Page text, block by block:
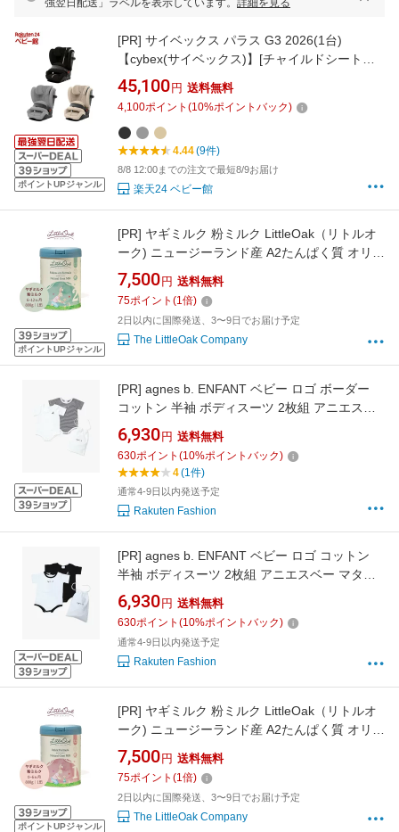
強翌日配送」ラベルを表示しています。 詳細を見る
ポイントUPジャンル
[PR] サイベックス パラス G3 2026(1台)
【cybex(サイベックス)】[チャイルドシート
cybex PALLAS G3 1歳頃〜12歳頃まで]
45,100 円 送料無料
4,100ポイント (10%ポイントバック)
4.44(9件)
8/8 12:00までの注文で最短8/9お届け
楽天24 ベビー館
ポイントUPジャンル
[PR] ヤギミルク 粉ミルク LittleOak（リトルオ
ーク) ニュージーランド産 A2たんぱく質 オリー
ブオイル配合 パームオイル不使用 ステージ2 月
齢6〜12カ月 800g 1缶
7,500 円 送料無料
75ポイント (1倍)
2日以内に国際発送、3〜9日でお届け予定
The LittleOak Company
[PR] agnes b. ENFANT ベビー ロゴ ボーダー
コットン 半袖 ボディスーツ 2枚組 アニエスベ
ー マタニティウェア・ベビー用品 ロンパー
ス・カバーオール ホワイト【送料無料】
6,930 円 送料無料
630ポイント (10%ポイントバック)
4(1件)
通常4-9日以内発送予定
Rakuten Fashion
[PR] agnes b. ENFANT ベビー ロゴ コットン
半袖 ボディスーツ 2枚組 アニエスベー マタニ
ティウェア・ベビー用品 ロンパース・カバーオ
ール ブラック【送料無料】
6,930 円 送料無料
630ポイント (10%ポイントバック)
通常4-9日以内発送予定
Rakuten Fashion
ポイントUPジャンル
[PR] ヤギミルク 粉ミルク LittleOak（リトルオ
ーク) ニュージーランド産 A2たんぱく質 オリー
ブオイル配合 パームオイル不使用 ステージ1 月
齢0〜6カ月 800g 1缶
7,500 円 送料無料
75ポイント (1倍)
2日以内に国際発送、3〜9日でお届け予定
The LittleOak Company